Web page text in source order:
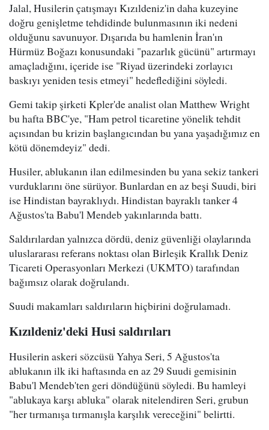
Jalal, Husilerin çatışmayı Kızıldeniz'in daha kuzeyine
doğru genişletme tehdidinde bulunmasının iki nedeni
olduğunu savunuyor. Dışarıda bu hamlenin İran'ın
Hürmüz Boğazı konusundaki "pazarlık gücünü" artırmayı
amaçladığını, içeride ise "Riyad üzerindeki zorlayıcı
baskıyı yeniden tesis etmeyi" hedeflediğini söyledi.
Gemi takip şirketi Kpler'de analist olan Matthew Wright
bu hafta BBC'ye, "Ham petrol ticaretine yönelik tehdit
açısından bu krizin başlangıcından bu yana yaşadığımız en
kötü dönemdeyiz" dedi.
Husiler, ablukanın ilan edilmesinden bu yana sekiz tankeri
vurduklarını öne sürüyor. Bunlardan en az beşi Suudi, biri
ise Hindistan bayraklıydı. Hindistan bayraklı tanker 4
Ağustos'ta Babu'l Mendeb yakınlarında battı.
Saldırılardan yalnızca dördü, deniz güvenliği olaylarında
uluslararası referans noktası olan Birleşik Krallık Deniz
Ticareti Operasyonları Merkezi (UKMTO) tarafından
bağımsız olarak doğrulandı.
Suudi makamları saldırıların hiçbirini doğrulamadı.
Kızıldeniz'deki Husi saldırıları
Husilerin askeri sözcüsü Yahya Seri, 5 Ağustos'ta
ablukanın ilk iki haftasında en az 29 Suudi gemisinin
Babu'l Mendeb'ten geri döndüğünü söyledi. Bu hamleyi
"ablukaya karşı abluka" olarak nitelendiren Seri, grubun
"her tırmanışa tırmanışla karşılık vereceğini" belirtti.